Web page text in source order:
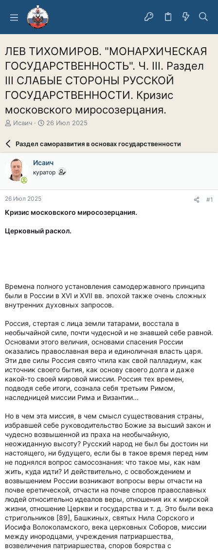
ЛЕВ ТИХОМИРОВ. "МОНАРХИЧЕСКАЯ
ГОСУДАРСТВЕННОСТЬ". Ч. III. Раздел
III СЛАБЫЕ СТОРОНЫ РУССКОЙ
ГОСУДАРСТВЕННОСТИ. Кризис
московского миросозерцания.
А
о
р
т
е
м
ы
Исаич
Д
а
а
ч
л
26 Июл 2025
Раздел саморазвития в основах государственности
Исаич
куратор
26 Июл 2025 #1
Кризис московского миросозерцания.
Церковный раскол.
Времена полного установления самодержавного принципа
были в России в XVI и XVII вв. эпохой также очень сложных
внутренних духовных запросов.
Россия, стертая с лица земли татарами, восстала в
необычайной силе, почти чудесной и не знавшей себе равной.
Основами этого величия, основами спасения России
оказались православная вера и единоличная власть царя.
Эти две силы Россия свято чтила как свой палладиум, как
источник своего бытия, как основу своего долга и даже
какой-то своей мировой миссии. Россия тех времен,
подводя себе итоги, сознала себя третьим Римом,
наследницей миссии Рима и Византии...
Но в чем эта миссия, в чем смысл существования страны,
избравшей себе руководительство Божие за высший закон и
чудесно возвышенной из праха на необычайную,
неожиданную высоту? Русский народ не был бы достоин ни
настоящего, ни будущего, если бы в такое время перед ним
не поднялся вопрос самосознания: что такое мы, как нам
жить, куда идти? И действительно, с освобождением и
возвышением России возникают вопросы веры отчасти на
почве еретической, отчасти на почве споров православных
людей относительно идеалов веры, отношения их к мирской
жизни, отношение Церкви и государства и т. д. Это были века
стригольников [89], Башкиных, святых Нила Сорского и
Иосифа Волоколамского, века церковных Соборов, миссии
между инородцами, учреждения патриаршества,
возвеличения патриаршества, споров боярства с